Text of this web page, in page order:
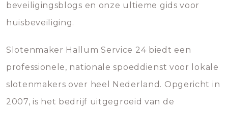
beveiligingsblogs en onze ultieme gids voor
huisbeveiliging.
Slotenmaker Hallum Service 24 biedt een
professionele, nationale spoeddienst voor lokale
slotenmakers over heel Nederland. Opgericht in
2007, is het bedrijf uitgegroeid van de